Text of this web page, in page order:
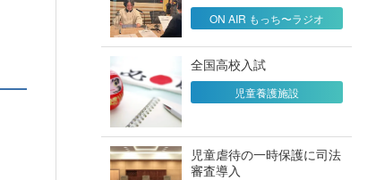
ON AIR もっち〜ラジオ
全国高校入試
児童養護施設
児童虐待の一時保護に司法
審査導入